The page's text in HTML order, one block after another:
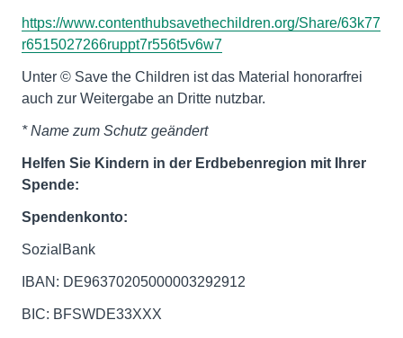
https://www.contenthubsavethechildren.org/Share/63k77
r6515027266ruppt7r556t5v6w7
Unter © Save the Children ist das Material honorarfrei
auch zur Weitergabe an Dritte nutzbar.
* Name zum Schutz geändert
Helfen Sie Kindern in der Erdbebenregion mit Ihrer
Spende:
Spendenkonto:
SozialBank
IBAN: DE96370205000003292912
BIC: BFSWDE33XXX